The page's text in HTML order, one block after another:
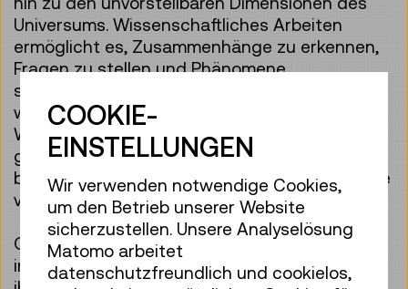
Universums. Wissenschaftliches Arbeiten
ermöglicht es, Zusammenhänge zu erkennen,
Fragen zu stellen und Phänomene
systematisch zu begreifen. Zugleich wird
wissenschaftliches Arbeiten von Methoden,
Werkzeugen, Weltbildern und
gesellschaftlichen Rahmenbedingungen
beeinflusst, die sich im Laufe der Jahrhunderte
verändert haben.
Objekte aus der TMW-Sammlung sowie
interaktive Stationen bieten Lehrpersonen und
COOKIE-
EINSTELLUNGEN
Wir verwenden notwendige Cookies,
um den Betrieb unserer Website
sicherzustellen. Unsere Analyselösung
Matomo arbeitet
datenschutzfreundlich und cookielos,